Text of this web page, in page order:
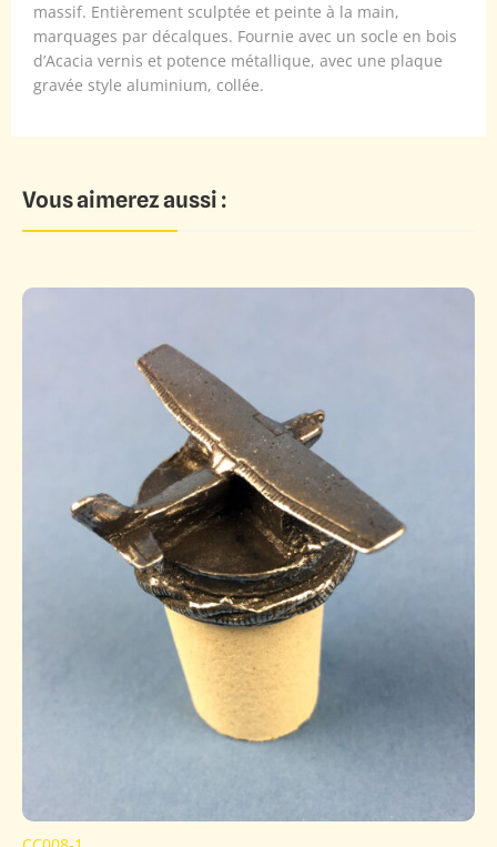
massif. Entièrement sculptée et peinte à la main,
marquages par décalques. Fournie avec un socle en bois
d’Acacia vernis et potence métallique, avec une plaque
gravée style aluminium, collée.
Vous aimerez aussi :